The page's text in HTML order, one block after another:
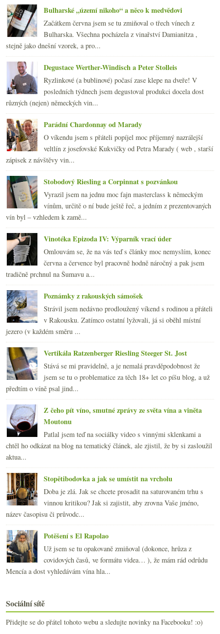
►2015(251)
►2014(254)
► 2013(249)
►2012(254)
►2011(252)
2010 (249)
►2009(249)
►2008(270)
►2007(108)
Bulharské „území nikoho“ a něco k medvědovi
Začátkem června jsem se tu zmiňoval o třech vínech z
Bulharska. Všechna pocházela z vinařství Damianitza ,
stejně jako dnešní vzorek, a pro...
Degustace Werther-Windisch a Peter Stolleis
Ryzlinkové (a bublinové) počasí zase klepe na dveře! V
posledních týdnech jsem degustoval produkci docela dost
různých (nejen) německých vin...
Parádní Chardonnay od Marady
O víkendu jsem s přáteli popíjel moc příjemný nazrálejší
veltlín z josefovské Kukvičky od Petra Marady ( web , starší
zápisek z návštěvy vin...
Stobodový Riesling a Corpinnat s pozvánkou
Vyrazil jsem na jednu moc fajn masterclass k německým
vínům, určitě o ní bude ještě řeč, a jedním z prezentovaných
vín byl – vzhledem k zamě...
Vinotéka Epizoda IV: Výparník vrací úder
Omlouvám se, že na vás teď s články moc nemyslím, konec
června a července byl pracovně hodně náročný a pak jsem
tradičně prchnul na Šumavu a...
Poznámky z rakouských sámošek
Strávil jsem nedávno prodloužený víkend s rodinou a přáteli
v Rakousku. Zatímco ostatní lyžovali, já si oběhl místní
jezero (v každém směru ...
Vertikála Ratzenberger Riesling Steeger St. Jost
Stává se mi pravidelně, a je nemalá pravděpodobnost že
jsem se tu o problematice za těch 18+ let co píšu blog, a už
předtím o víně psal jind...
Z čeho pít víno, smutné zprávy ze světa vína a viněta
Moutonu
Patlal jsem teď na sociálky video s vinnými sklenkami a
chtěl ho odkázat na blog na tematický článek, ale zjistil, že by si zasloužil
aktua...
Stopětibodovka a jak se umístit na vrcholu
Doba je zlá. Jak se chcete prosadit na saturovaném trhu s
vinnou kritikou? Jak si zajistit, aby zrovna Vaše jméno,
název časopisu či průvodc...
Potěšení s El Rapolao
Už jsem se tu opakovaně zmiňoval (dokonce, hrůza z
covidových časů, ve formátu videa… ), že mám rád odrůdu
Mencía a dost vyhledávám vína hla...
Sociální sítě
Přidejte se do přátel tohoto webu a sledujte novinky na Facebooku! :o)